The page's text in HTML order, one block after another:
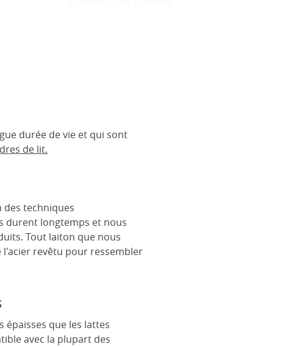
durée de vie et qui sont
de lit.
des techniques
durent longtemps et nous
Tout laiton que nous
revêtu pour ressembler
épaisses que les lattes
avec la plupart des